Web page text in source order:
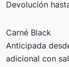
Devolución
Carné Black
Anticipada
adicional con